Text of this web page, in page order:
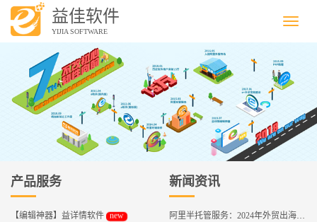
Menu
益佳软件
YIJIA SOFTWARE
产品服务
【编辑神器】益详情软件 new
新闻资讯
阿里半托管服务：2024年外贸出海热潮的主旋律